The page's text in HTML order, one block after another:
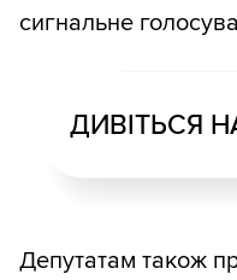
сигнальне
ДИВІТЬСЯ
Депутатам також